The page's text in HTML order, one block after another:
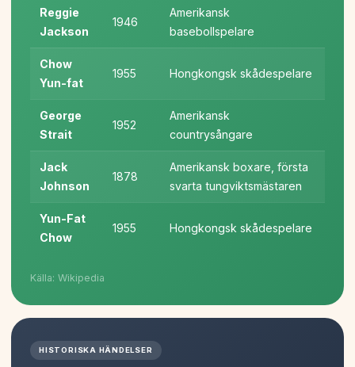
Reggie
Jackson
1946
Amerikansk
basebollspelare
Chow
Yun-fat
1955 Hongkongsk skådespelare
George
Strait
1952
Amerikansk
countrysångare
Jack
Johnson
1878
Amerikansk boxare, första
svarta tungviktsmästaren
Yun-Fat
Chow
1955 Hongkongsk skådespelare
Källa: Wikipedia
HISTORISKA HÄNDELSER